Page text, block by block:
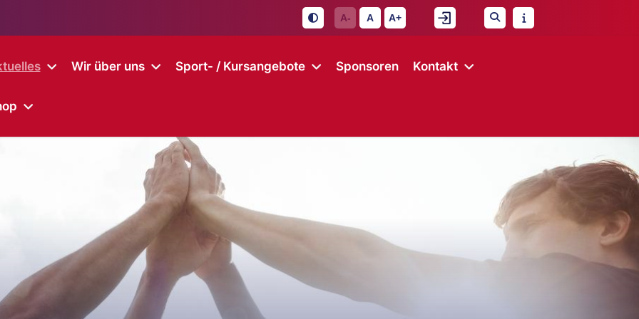
A- A A+
Wir über uns Sport- / Kursangebote Sponsoren Kontakt